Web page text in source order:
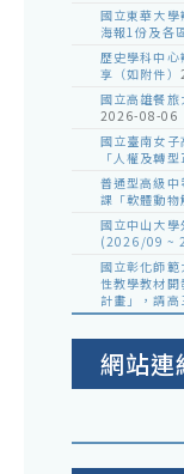
國立東華大學
海報1份及各
歷史學科中
享（如附件）
國立高雄餐
2026-08-06
國立臺南女
「人權及轉
普通型高級
課「軟體動
國立中山大
(2026/09 ~
國立彰化師
性教學教材
計畫」，請高
網站連